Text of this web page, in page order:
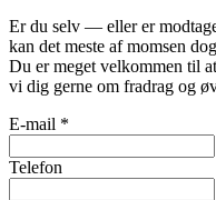
Er du selv — eller er
kan det meste af momsen dog
Du er meget velkommen til
vi dig gerne om fradrag og
E-mail *
Telefon